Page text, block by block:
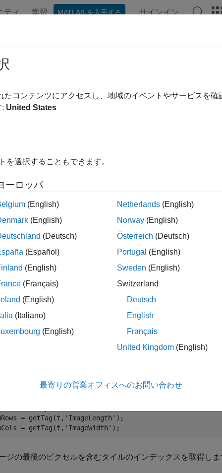
ティ 学習 MATLAB を入手する サインイン
た座標を含むタイルのインデックス番号
= computeTile(t,coord,plane)
は、範囲外の座標値をイメージの境界に固定します。
= computeTile( は指定された plane
りたたむ
後のピクセルを含むタイルのインデックスの取得
= getTag(t, 'ImageLength' );
= getTag(t, 'ImageWidth' );
ジの最後のピクセルを含むタイルのインデックスを取得し
たコンテンツにアクセスし、地域のイベントやサービスを
: United States
を選択することもできます。
ーロッパ
(English)
(English)
(Deutsch)
(Español)
(English)
(Français)
(English)
(Italiano)
(English)
Netherlands (English)
Norway (English)
Österreich (Deutsch)
Portugal (English)
Sweden (English)
Switzerland
Deutsch
English
Français
United Kingdom (English)
最寄りの営業オフィスへのお問い合わせ